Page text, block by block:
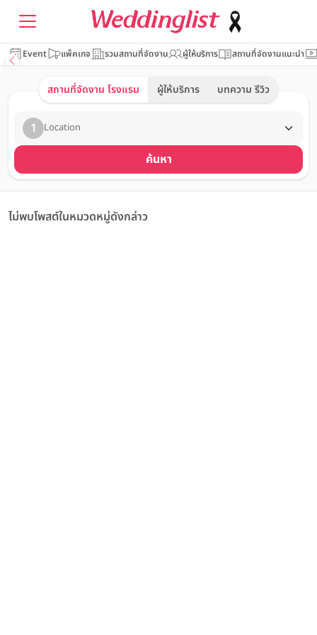
Event แพ็คเกจ รวมสถานที่จัดงาน ผู้ให้บริการ สถานที่จัดงานแนะนำ
สถานที่จัดงาน โรงแรม ผู้ให้บริการ บทความ รีวิว
1 Location
ค้นหา
ไม่พบโพสต์ในหมวดหมู่ดังกล่าว